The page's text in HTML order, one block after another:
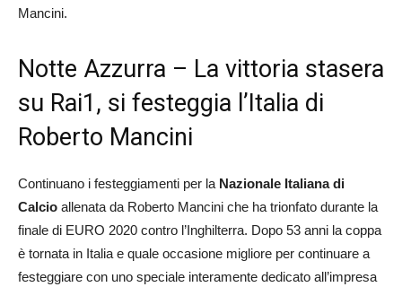
Mancini.
Notte Azzurra – La vittoria stasera
su Rai1, si festeggia l’Italia di
Roberto Mancini
Continuano i festeggiamenti per la Nazionale Italiana di
Calcio allenata da Roberto Mancini che ha trionfato durante la
finale di EURO 2020 contro l’Inghilterra. Dopo 53 anni la coppa
è tornata in Italia e quale occasione migliore per continuare a
festeggiare con uno speciale interamente dedicato all’impresa